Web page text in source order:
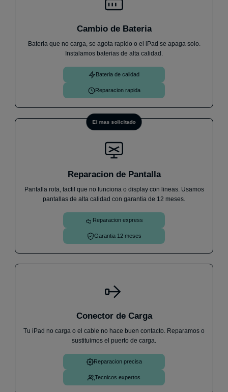
★★
He llevado mi móvil un Samsung A33 ya que no me
y en menos de 1h me lo has cambiado y ya
funciona perfectamente. Sin dudas cuando me pase
algo, volveré.
Cambio de Bateria
Bateria que no carga, se agota rapido o el iPad se apaga solo.
Instalamos baterias de alta calidad.
Bateria de calidad
Reparacion rapida
El mas solicitado
Reparacion de Pantalla
Pantalla rota, tactil que no funciona o display con lineas. Usamos
pantallas de alta calidad con garantia de 12 meses.
Reparacion express
Garantia 12 meses
Conector de Carga
Tu iPad no carga o el cable no hace buen contacto. Reparamos o
sustituimos el puerto de carga.
Reparacion precisa
Tecnicos expertos